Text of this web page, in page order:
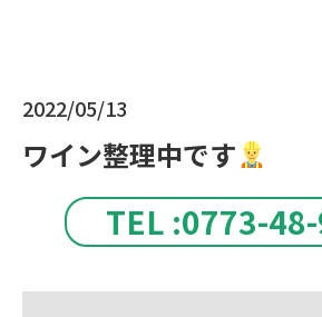
2022/05/13
ワイン整理中です
TEL :0773-